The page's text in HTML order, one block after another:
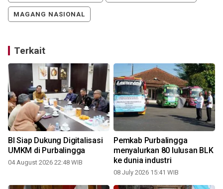
MAGANG NASIONAL
Terkait
BI Siap Dukung Digitalisasi
UMKM di Purbalingga
04 August 2026 22:48 WIB
Pemkab Purbalingga
menyalurkan 80 lulusan BLK
ke dunia industri
08 July 2026 15:41 WIB